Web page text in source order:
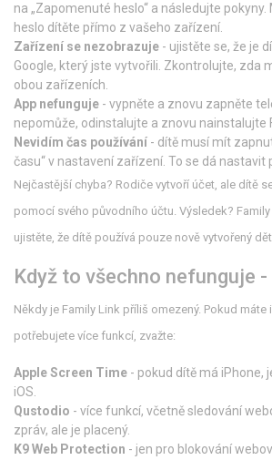
na „Zapomenuté heslo“ a následujte
heslo dítěte přímo z vašeho zařízení.
Zařízení se nezobrazuje - ujistěte se, že je
Google, který jste vytvořili. Zkontrolujte, zda
obou zařízeních.
App nefunguje - vypněte a znovu zapněte
nepomůže, odinstalujte a znovu nainstalujte
Nevidím čas používání - dítě musí mít
času“ v nastavení zařízení. To se dá nastavit
Nejčastější chyba? Rodiče vytvoří účet, ale dítě
pomocí svého původního účtu. Výsledek?
ujistěte, že dítě používá pouze nově vytvořený
Když to všechno nefunguje
Někdy je Family Link příliš omezený. Pokud máte
potřebujete více funkcí, zvažte:
Apple Screen Time - pokud dítě má iPhone,
iOS.
Qustodio - více funkcí, včetně sledování
zpráv, ale je placený.
K9 Web Protection - jen pro blokování